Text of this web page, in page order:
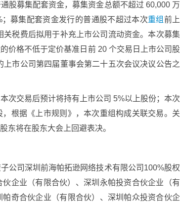
股募集配套资金，募集资金总额不超过 60,000 万
募集配套资金发行的普通股不超过本次重组 前上
税费后拟用于补充上市公司流动资金。本次募集
价格不低于定价基准日前 20 个交易日上市公司股
市公司第四届董事会第二十五次会议决议公告之
次交易后预计将持有上市公司 5%以上股份；本次
根据《上市规则》，本次重组构成关联交易。关
东将在股东大会上回避表决。
公司深圳前海帕拓逊网络技术有限公司100%股权
企业（有限合伙）、深圳永帕投资合伙企业（有
奇合伙企业（有限合伙）、深圳帕众投资合伙企